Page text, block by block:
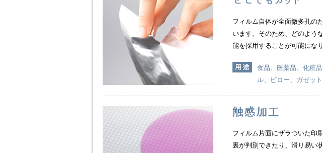
フィルム自体が全面微多孔の
います。そのため、どのよう
能を採用することが可能にな
食品、医薬品、化粧
ル、ピロー、ガゼッ
フィルム片面にザラついた印
裏が判別できたり、滑り易い